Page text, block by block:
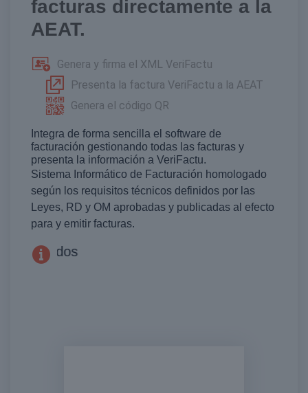
facturas directamente a la
AEAT.
Genera y firma el XML VeriFactu
Presenta la factura VeriFactu a la AEAT
Genera el código QR
Integra de forma sencilla el software de
facturación gestionando todas las facturas y
presenta la información a VeriFactu.
Sistema Informático de Facturación homologado
según los requisitos técnicos definidos por las
Leyes, RD y OM aprobadas y publicadas al efecto
para y emitir facturas.